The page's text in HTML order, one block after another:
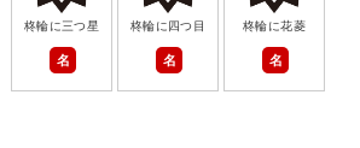
柊輪に三つ星
名
柊輪に四つ目
名
柊輪に花菱
名